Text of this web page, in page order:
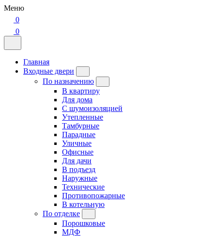
Меню
0
0
Главная
Входные двери
По назначению
В квартиру
Для дома
С шумоизоляцией
Утепленные
Тамбурные
Парадные
Уличные
Офисные
Для дачи
В подъезд
Наружные
Технические
Противопожарные
В котельную
По отделке
Порошковые
МДФ